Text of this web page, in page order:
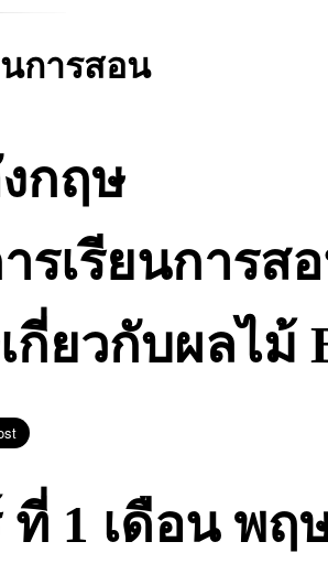
การสอน
กฤษ
รเรียนการส
กี่ยวกับผลไม้
1 เดือน พฤ